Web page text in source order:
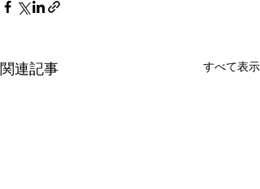
関連記事 すべて表示